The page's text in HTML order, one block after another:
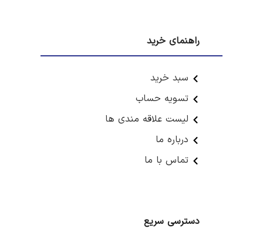
راهنمای خرید
سبد خرید
تسویه حساب
لیست علاقه مندی ها
درباره ما
تماس با ما
دسترسی سریع